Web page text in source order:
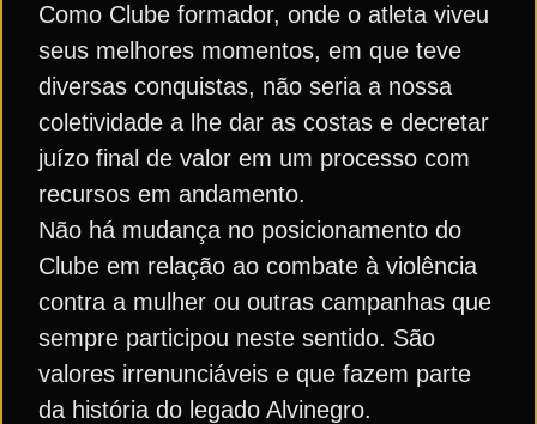
Como Clube formador, onde o atleta viveu
seus melhores momentos, em que teve
diversas conquistas, não seria a nossa
coletividade a lhe dar as costas e decretar
juízo final de valor em um processo com
recursos em andamento.
Não há mudança no posicionamento do
Clube em relação ao combate à violência
contra a mulher ou outras campanhas que
sempre participou neste sentido. São
valores irrenunciáveis e que fazem parte
da história do legado Alvinegro.